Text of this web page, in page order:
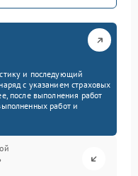
и последующий
с указанием страховых
после выполнения работ
работ и